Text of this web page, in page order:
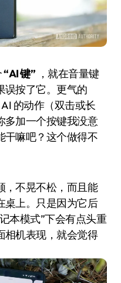
“AI 键” ，就在音量键
误按了它。更气的
的动作（双击或长
多加一个按键我没意
干嘛吧？这个做得不
，不晃不松，而且能
桌上。只是因为它后
本模式”下会有点头重
相机表现，就会觉得